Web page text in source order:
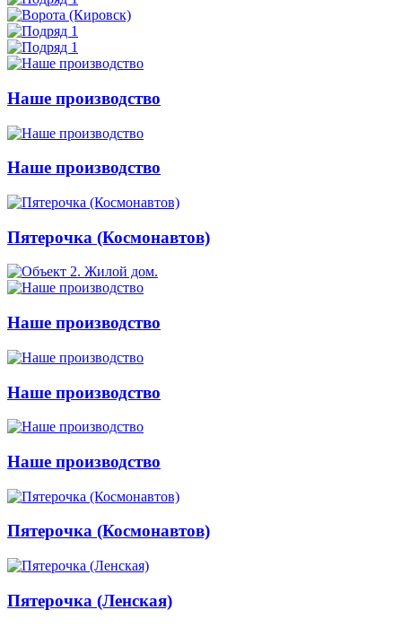
Наше производство
Наше производство
Пятерочка (Космонавтов)
Наше производство
Наше производство
Наше производство
Пятерочка (Космонавтов)
Пятерочка (Ленская)